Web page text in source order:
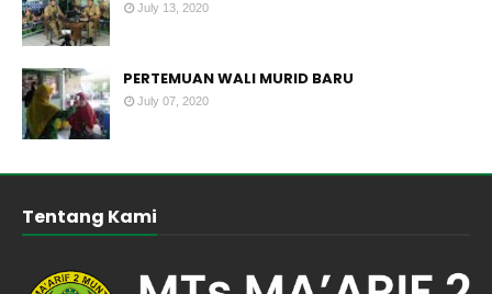
July 13, 2020
PERTEMUAN WALI MURID BARU
July 07, 2020
Tentang Kami